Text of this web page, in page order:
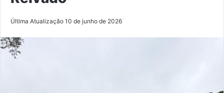
Última Atualização 10 de junho de 2026